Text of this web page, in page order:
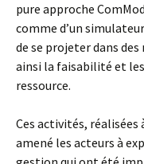
pure approche
comme d’un
de se projeter dans des
ainsi la faisabilité et
ressource.
Ces activités,
amené les acteurs à